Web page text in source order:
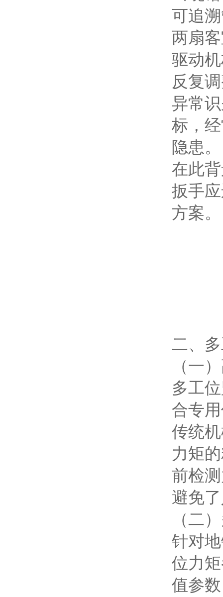
可追
两扇
驱动
反复
异常
标，
隐患。
在此
扳手
方案。
二、
（一
多工
合专
传统
力矩
前检
避免
（二
针对
位力
值参